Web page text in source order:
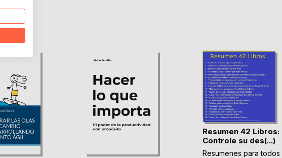
Resumen 42 Libros:
Controle su des(...)
Resumenes para todos